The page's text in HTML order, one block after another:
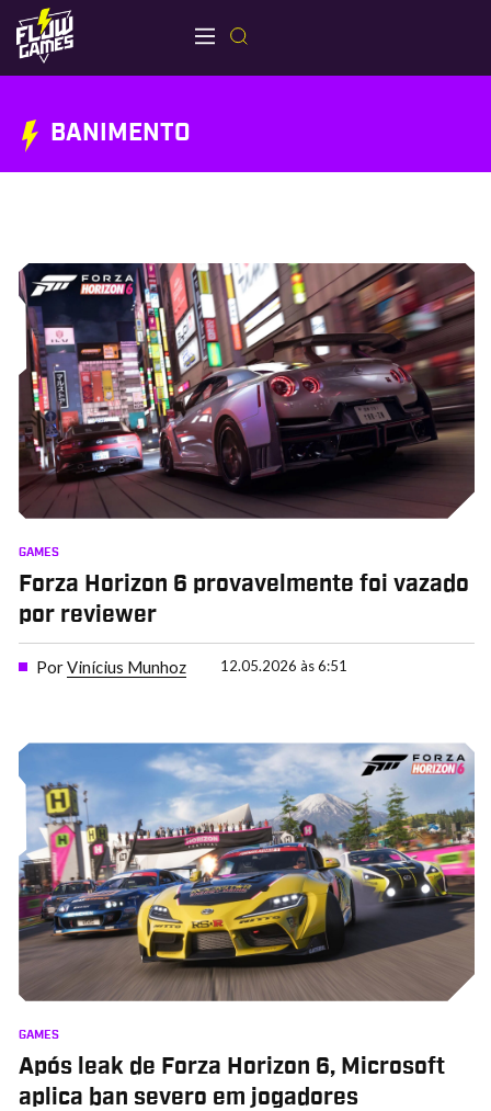
BANIMENTO
GAMES
Forza Horizon 6 provavelmente foi vazado
por reviewer
PorVinícius Munhoz 12.05.2026 às 6:51
GAMES
Após leak de Forza Horizon 6, Microsoft
aplica ban severo em jogadores